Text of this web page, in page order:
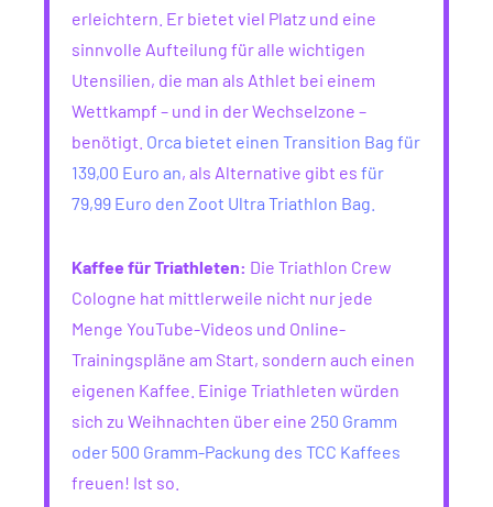
erleichtern. Er bietet viel Platz und eine
sinnvolle Aufteilung für alle wichtigen
Utensilien, die man als Athlet bei einem
Wettkampf – und in der Wechselzone –
benötigt. Orca bietet einen Transition Bag für
139,00 Euro an, als Alternative gibt es für
79,99 Euro den Zoot Ultra Triathlon Bag.
Kaffee für Triathleten: Die Triathlon Crew
Cologne hat mittlerweile nicht nur jede
Menge YouTube-Videos und Online-
Trainingspläne am Start, sondern auch einen
eigenen Kaffee. Einige Triathleten würden
sich zu Weihnachten über eine 250 Gramm
oder 500 Gramm-Packung des TCC Kaffees
freuen! Ist so.